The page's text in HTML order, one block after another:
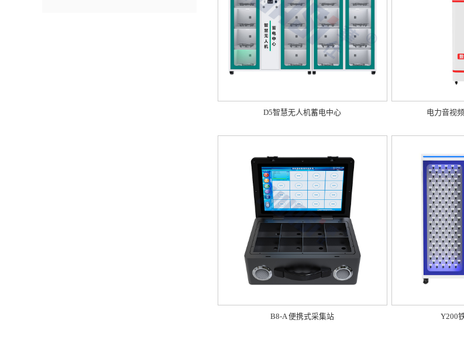
D5智慧无人机蓄电中心 电力音视
B8-A 便携式采集站 Y200